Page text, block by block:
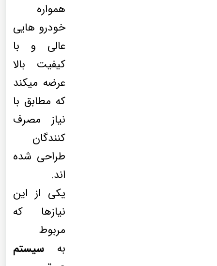
همواره
خودرو هایی
عالی و با
کیفیت بالا
عرضه میکند
که مطابق با
نیاز مصرف
کنندگان
طراحی شده
اند.
یکی از این
نیازها که
مربوط
به سیستم